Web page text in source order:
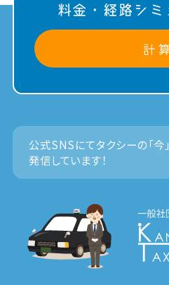
料金・経路シミ
計
公式SNSにてタクシーの「今
発信しています！